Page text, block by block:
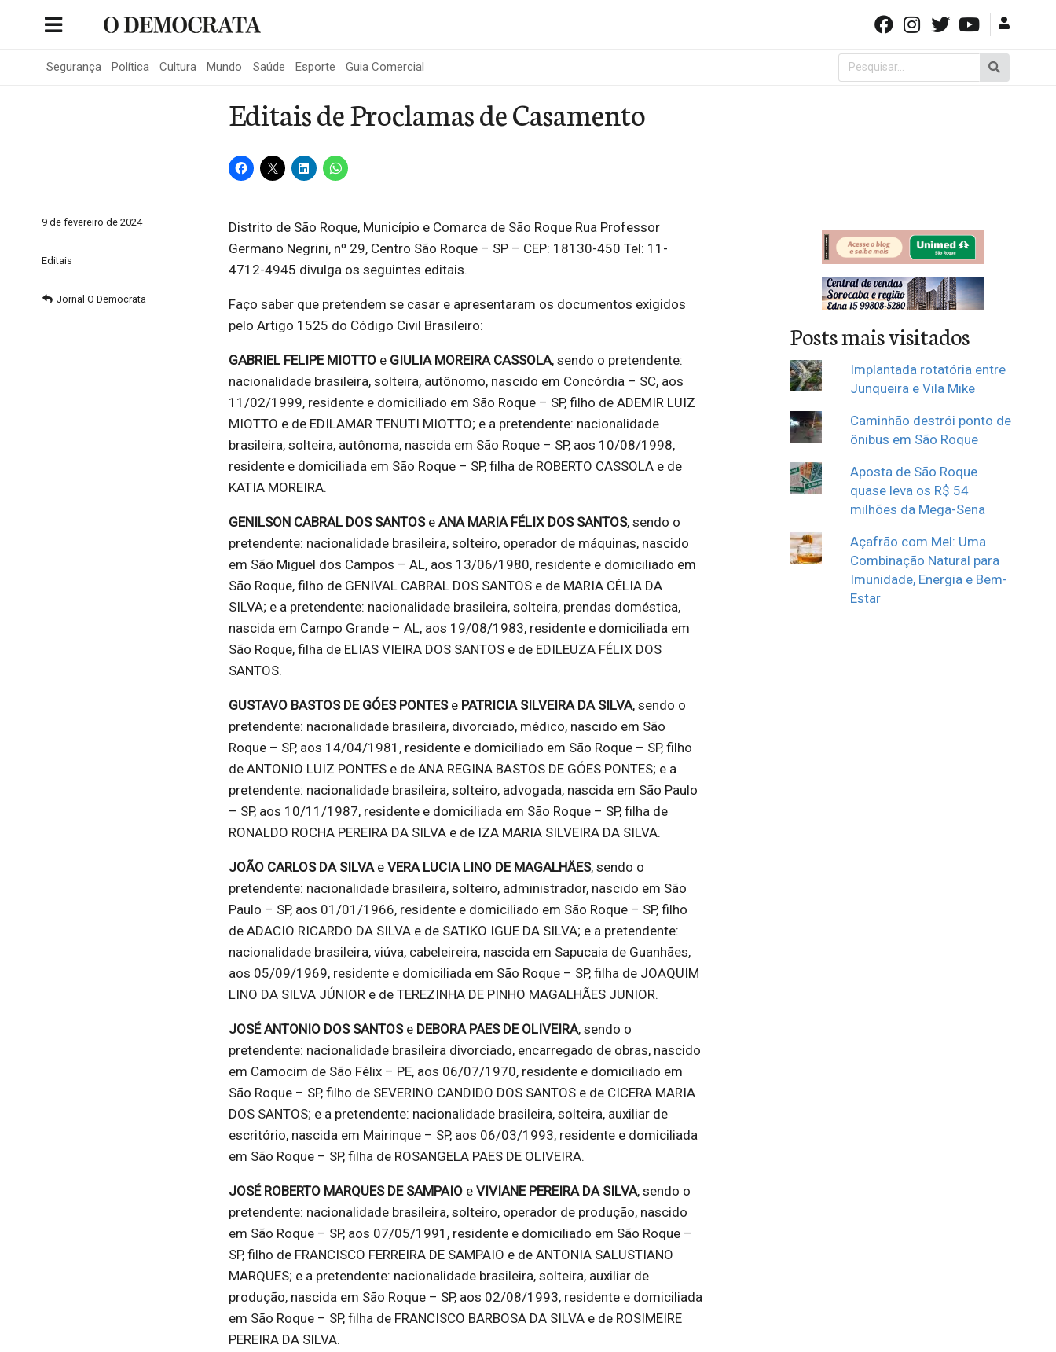
Segurança Política Cultura Mundo Saúde Esporte Guia Comercial
Pesquisar
por:
Editais de Proclamas de Casamento
9 de fevereiro de 2024
Editais
Jornal O Democrata
Distrito de São Roque, Município e Comarca de São Roque Rua Professor
Germano Negrini, nº 29, Centro São Roque – SP – CEP: 18130-450 Tel: 11-
4712-4945 divulga os seguintes editais.
Faço saber que pretendem se casar e apresentaram os documentos exigidos
pelo Artigo 1525 do Código Civil Brasileiro:
GABRIEL FELIPE MIOTTOe GIULIA MOREIRA CASSOLA, sendo o pretendente:
nacionalidade brasileira, solteira, autônomo, nascido em Concórdia – SC, aos
11/02/1999, residente e domiciliado em São Roque – SP, filho de ADEMIR LUIZ
MIOTTO e de EDILAMAR TENUTI MIOTTO; e a pretendente: nacionalidade
brasileira, solteira, autônoma, nascida em São Roque – SP, aos 10/08/1998,
residente e domiciliada em São Roque – SP, filha de ROBERTO CASSOLA e de
KATIA MOREIRA.
GENILSON CABRAL DOS SANTOSe ANA MARIA FÉLIX DOS SANTOS, sendo o
pretendente: nacionalidade brasileira, solteiro, operador de máquinas, nascido
em São Miguel dos Campos – AL, aos 13/06/1980, residente e domiciliado em
São Roque, filho de GENIVAL CABRAL DOS SANTOS e de MARIA CÉLIA DA
SILVA; e a pretendente: nacionalidade brasileira, solteira, prendas doméstica,
nascida em Campo Grande – AL, aos 19/08/1983, residente e domiciliada em
São Roque, filha de ELIAS VIEIRA DOS SANTOS e de EDILEUZA FÉLIX DOS
SANTOS.
GUSTAVO BASTOS DE GÓES PONTESe PATRICIA SILVEIRA DA SILVA, sendo o
pretendente: nacionalidade brasileira, divorciado, médico, nascido em São
Roque – SP, aos 14/04/1981, residente e domiciliado em São Roque – SP, filho
de ANTONIO LUIZ PONTES e de ANA REGINA BASTOS DE GÓES PONTES; e a
pretendente: nacionalidade brasileira, solteiro, advogada, nascida em São Paulo
– SP, aos 10/11/1987, residente e domiciliada em São Roque – SP, filha de
RONALDO ROCHA PEREIRA DA SILVA e de IZA MARIA SILVEIRA DA SILVA.
JOÃO CARLOS DA SILVAe VERA LUCIA LINO DE MAGALHÄES, sendo o
pretendente: nacionalidade brasileira, solteiro, administrador, nascido em São
Paulo – SP, aos 01/01/1966, residente e domiciliado em São Roque – SP, filho
de ADACIO RICARDO DA SILVA e de SATIKO IGUE DA SILVA; e a pretendente:
nacionalidade brasileira, viúva, cabeleireira, nascida em Sapucaia de Guanhães,
aos 05/09/1969, residente e domiciliada em São Roque – SP, filha de JOAQUIM
LINO DA SILVA JÚNIOR e de TEREZINHA DE PINHO MAGALHÃES JUNIOR.
JOSÉ ANTONIO DOS SANTOSe DEBORA PAES DE OLIVEIRA, sendo o
pretendente: nacionalidade brasileira divorciado, encarregado de obras, nascido
em Camocim de São Félix – PE, aos 06/07/1970, residente e domiciliado em
São Roque – SP, filho de SEVERINO CANDIDO DOS SANTOS e de CICERA MARIA
DOS SANTOS; e a pretendente: nacionalidade brasileira, solteira, auxiliar de
escritório, nascida em Mairinque – SP, aos 06/03/1993, residente e domiciliada
em São Roque – SP, filha de ROSANGELA PAES DE OLIVEIRA.
JOSÉ ROBERTO MARQUES DE SAMPAIOe VIVIANE PEREIRA DA SILVA, sendo o
pretendente: nacionalidade brasileira, solteiro, operador de produção, nascido
em São Roque – SP, aos 07/05/1991, residente e domiciliado em São Roque –
SP, filho de FRANCISCO FERREIRA DE SAMPAIO e de ANTONIA SALUSTIANO
MARQUES; e a pretendente: nacionalidade brasileira, solteira, auxiliar de
produção, nascida em São Roque – SP, aos 02/08/1993, residente e domiciliada
em São Roque – SP, filha de FRANCISCO BARBOSA DA SILVA e de ROSIMEIRE
PEREIRA DA SILVA.
Posts mais visitados
Implantada rotatória entre
Junqueira e Vila Mike
Caminhão destrói ponto de
ônibus em São Roque
Aposta de São Roque
quase leva os R$ 54
milhões da Mega-Sena
Açafrão com Mel: Uma
Combinação Natural para
Imunidade, Energia e Bem-
Estar